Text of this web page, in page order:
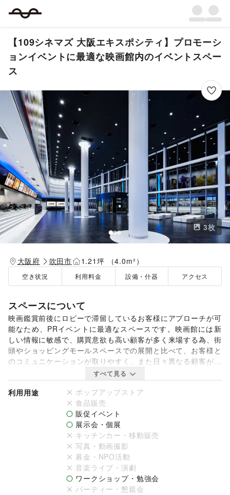
【109シネマズ 大阪エキスポシティ】プロモーシ
ョンイベントに最適な映画館内のイベントスペー
ス
3枚
大阪府 吹田市 1.21坪 （4.0m²）
空き状況 利用料金 設備・什器 アクセス
スペースについて
映画鑑賞前後にロビーで滞留しているお客様にアプローチが可
能なため、PRイベントに最適なスペースです。映画館には新
しい情報に敏感で、購買意欲も高い顧客が多く来場する為、街
頭やショッピングモールスペースでの展開と比べて、お客様と
のコミュニケーションが取りやすく、また日々異なる顧客が来
場しているため、常に新規顧客とのコミュニケーションが取れ
るのが特徴です。入会販促プロモーションやタッチ＆トライ、
結婚式場案内など多くのプロモーションイベントを行う場とし
てご利用いただいております。取り扱い商材は多岐に亘ります
ので、まずはお気軽にお問い合わせください。
【出店不可案件】
保険・タバコ関係・占い、スピリチュアル関連・葬祭関係のイ
ベント・現金の授受を伴うイベントなど
すべて見る
利用用途
ポップアップストア
食品販売
販促イベント
展示会・個展
キッチンカー・移動販売
写真・動画撮影
募金・NPO活動
音楽ライブ・演劇
ワークショップ・勉強会
パーティー・懇親会